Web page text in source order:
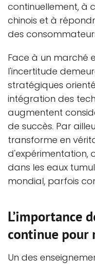
continuellement, à
chinois et à
des
Face à un marché
l'incertitude
stratégiques
intégration des
augmentent
de succès. Par
transforme en
d'expérimentation,
dans les eaux
mondial, parfois
L’importance
continue
Un des